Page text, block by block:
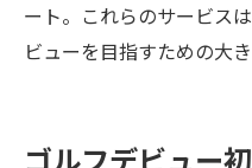
ート。これらのサービス
ビューを目指すための大
ゴルフデビュー